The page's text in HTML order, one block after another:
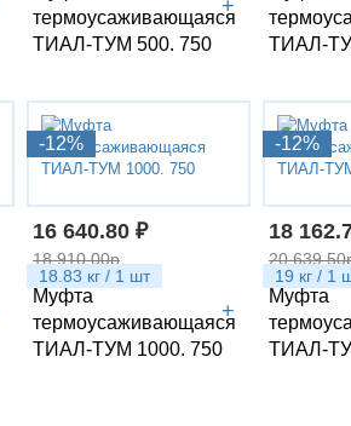
+
термоусаживающаяся
ТИАЛ-ТУМ 500. 750
ТИАЛ-
-12%
18.83 кг / 1 шт
16 640.80 ₽
+
18 910.00р
Муфта
термоусаживающаяся
ТИАЛ-ТУМ 1000. 750
-12%
19 кг / 1
18
20
Муфта
ТИАЛ-